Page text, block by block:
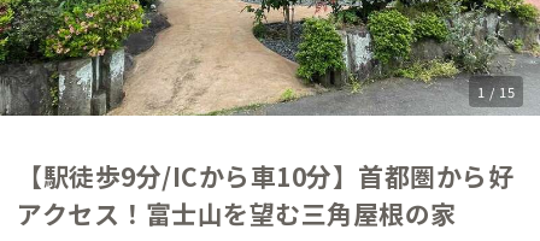
1 / 15
【駅徒歩9分/ICから車10分】首都圏から好
アクセス！富士山を望む三角屋根の家